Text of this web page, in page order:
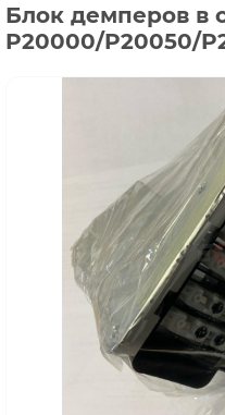
Блок демперов в
P20000/P20050/